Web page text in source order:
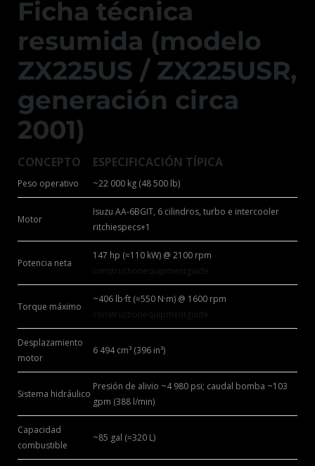
Ficha técnica
resumida (modelo
ZX225US / ZX225USR,
generación circa
2001)
CONCEPTO ESPECIFICACIÓN TÍPICA
Peso operativo ~22 000 kg (48 500 lb)
Motor
Isuzu AA‑6BGIT, 6 cilindros, turbo e intercooler
ritchiespecs+1
Potencia neta
147 hp (≈110 kW) @ 2100 rpm
constructionequipmentguide
Torque máximo
~406 lb·ft (≈550 N·m) @ 1600 rpm
constructionequipmentguide
Desplazamiento
motor
6 494 cm³ (396 in³)
Sistema hidráulico
Presión de alivio ~4 980 psi; caudal bomba ~103
gpm (388 l/min)
Capacidad
combustible
~85 gal (≈320 L)